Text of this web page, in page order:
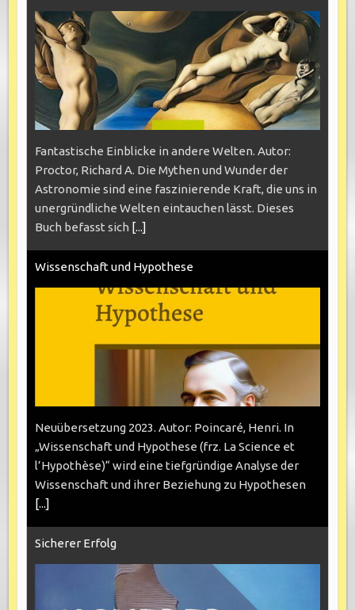
Fantastische Einblicke in andere Welten. Autor:
Proctor, Richard A. Die Mythen und Wunder der
Astronomie sind eine faszinierende Kraft, die uns in
unergründliche Welten eintauchen lässt. Dieses
Buch befasst sich [...]
Wissenschaft und Hypothese
Neuübersetzung 2023. Autor: Poincaré, Henri. In
„Wissenschaft und Hypothese (frz. La Science et
l’Hypothèse)“ wird eine tiefgründige Analyse der
Wissenschaft und ihrer Beziehung zu Hypothesen
[...]
Sicherer Erfolg